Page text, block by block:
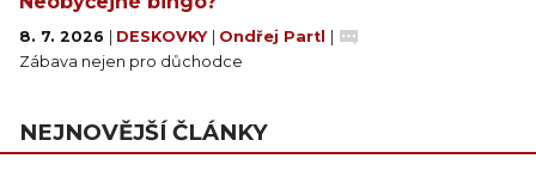
8. 7. 2026 DESKOVKY Ondřej Partl
Zábava nejen pro důchodce
NEJNOVĚJŠÍ ČLÁNKY